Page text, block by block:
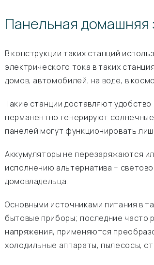
Панельная домашняя
В конструкции таких станций
электрического тока в таких
домов, автомобилей, на воде, в
Такие станции доставляют
перманентно генерируют
панелей могут функционировать
Аккумуляторы не перезаряжаются
исполнению альтернатива –
домовладельца.
Основными источниками питания в
бытовые приборы; последние часто
напряжения, применяются
холодильные аппараты, пылесосы,